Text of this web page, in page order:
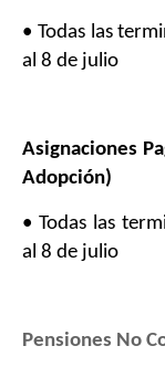
• Todas las
al 8 de julio
Asignaciones
Adopción)
• Todas las
al 8 de julio
Pensiones No